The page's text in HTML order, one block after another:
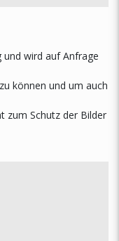
und wird auf Anfrage
können und um auch
zum Schutz der Bilder